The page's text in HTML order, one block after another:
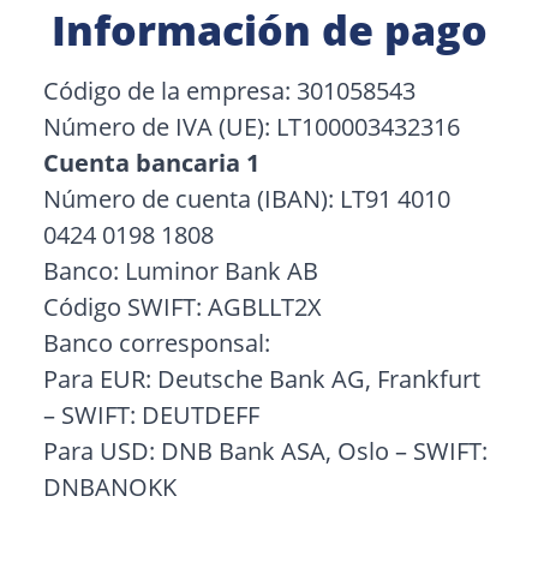
Información de pago
Código de la empresa: 301058543
Número de IVA (UE): LT100003432316
Cuenta bancaria 1
Número de cuenta (IBAN): LT91 4010
0424 0198 1808
Banco: Luminor Bank AB
Código SWIFT: AGBLLT2X
Banco corresponsal:
Para EUR: Deutsche Bank AG, Frankfurt
– SWIFT: DEUTDEFF
Para USD: DNB Bank ASA, Oslo – SWIFT:
DNBANOKK